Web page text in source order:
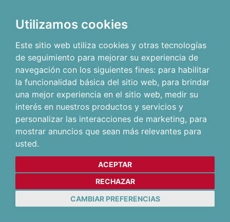
Utilizamos cookies
Este sitio web utiliza cookies y otras tecnologías
de seguimiento para mejorar su experiencia de
navegación con los siguientes fines: para habilitar
la funcionalidad básica del sitio web, para brindar
una mejor experiencia en el sitio web, medir su
interés en nuestros productos y servicios y
personalizar las interacciones de marketing, para
mostrar anuncios que sean más relevantes para
usted.
ACEPTAR
RECHAZAR
CAMBIAR PREFERENCIAS